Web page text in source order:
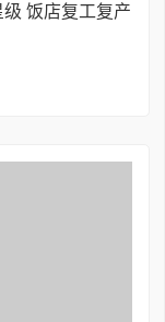
饭店复工复产